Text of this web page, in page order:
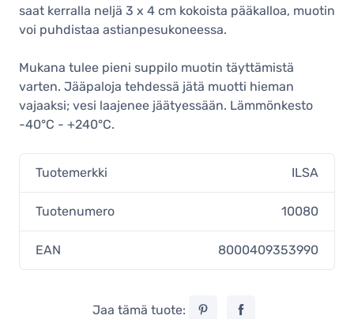
saat kerralla neljä 3 x 4 cm kokoista pääkalloa, muotin
voi puhdistaa astianpesukoneessa.
Mukana tulee pieni suppilo muotin täyttämistä
varten. Jääpaloja tehdessä jätä muotti hieman
vajaaksi; vesi laajenee jäätyessään. Lämmönkesto
-40°C - +240°C.
Tuotemerkki ILSA
Tuotenumero 10080
EAN 8000409353990
Jaa tämä tuote: